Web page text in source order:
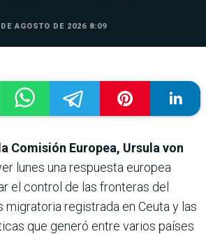
AGOSTO DE 2026 8:09
Comisión Europea, Ursula von
lunes una respuesta europea
el control de las fronteras del
migratoria registrada en Ceuta y las
que generó entre varios países